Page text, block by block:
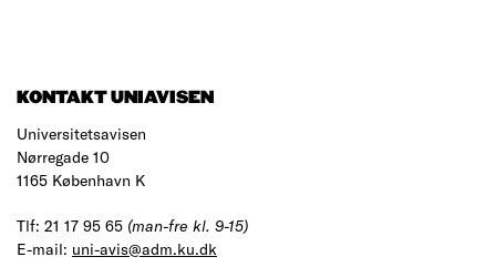
KONTAKT UNIAVISEN
Universitetsavisen
Nørregade 10
1165 København K
Tlf: 21 17 95 65 (man-fre kl. 9-15)
E-mail: uni-avis@adm.ku.dk